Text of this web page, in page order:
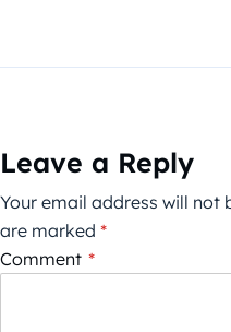
Leave a Reply
Your email address will not
are marked *
Comment *